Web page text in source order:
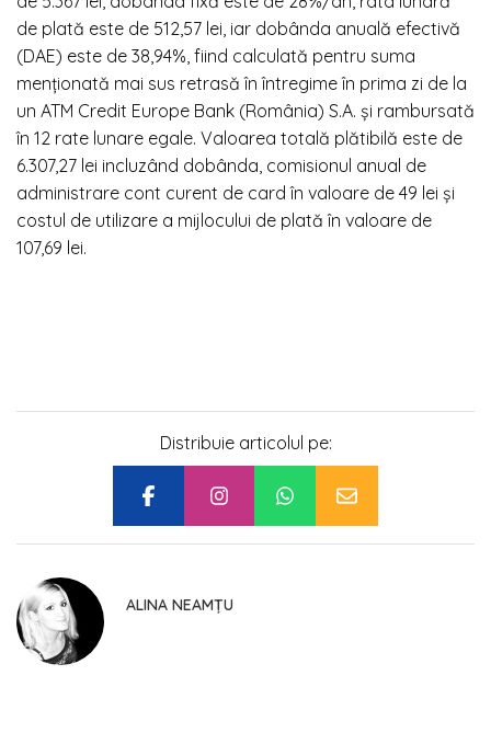
de plată este de 512,57 lei, iar dobânda anuală efectivă
(DAE) este de 38,94%, fiind calculată pentru suma
menţionată mai sus retrasă în întregime în prima zi de la
un ATM Credit Europe Bank (România) S.A. şi rambursată
în 12 rate lunare egale. Valoarea totală plătibilă este de
6.307,27 lei incluzând dobânda, comisionul anual de
administrare cont curent de card în valoare de 49 lei şi
costul de utilizare a mijlocului de plată în valoare de
107,69 lei.
Distribuie articolul pe:
ALINA NEAMȚU